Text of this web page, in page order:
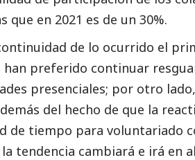
que en 2021 es de un 30%.
de lo ocurrido el
han preferido continuar
presenciales; por otro
del hecho de que la
de tiempo para voluntariado
tendencia cambiará e irá en